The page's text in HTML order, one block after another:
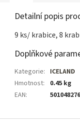
Detailní popis
9 ks/ krabice, 8
Doplňkové
Kategorie: ICELAND
Hmotnost:
0.45 kg
EAN:
Z